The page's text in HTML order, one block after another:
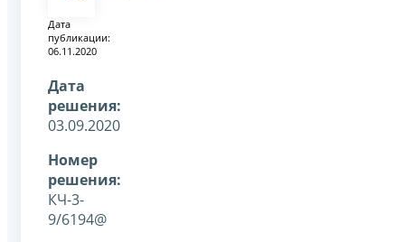
Дата
публикации:
06.11.2020
Дата
решения:
03.09.2020
Номер
решения:
КЧ-3-
9/6194@